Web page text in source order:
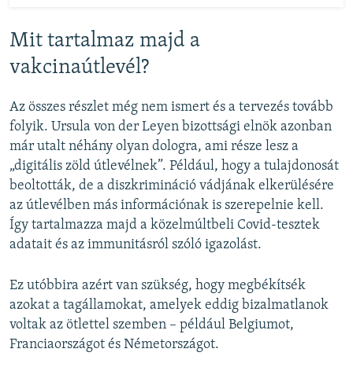
Mit tartalmaz majd a
vakcinaútlevél?
Az összes részlet még nem ismert és a tervezés tovább
folyik. Ursula von der Leyen bizottsági elnök azonban
már utalt néhány olyan dologra, ami része lesz a
„digitális zöld útlevélnek”. Például, hogy a tulajdonosát
beoltották, de a diszkrimináció vádjának elkerülésére
az útlevélben más információnak is szerepelnie kell.
Így tartalmazza majd a közelmúltbeli Covid-tesztek
adatait és az immunitásról szóló igazolást.
Ez utóbbira azért van szükség, hogy megbékítsék
azokat a tagállamokat, amelyek eddig bizalmatlanok
voltak az ötlettel szemben – például Belgiumot,
Franciaországot és Németországot.